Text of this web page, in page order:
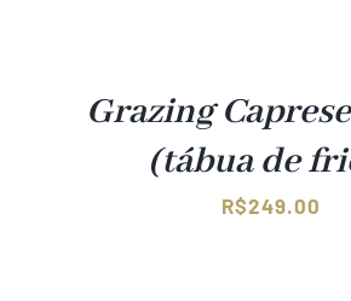
Grazing
(tábua de
R$249.00